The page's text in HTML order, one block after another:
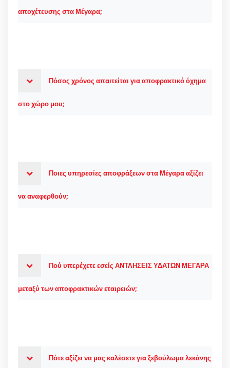
αποχέτευσης στα Μέγαρα;
Πόσος χρόνος απαιτείται για αποφρακτικό όχημα
στο χώρο μου;
Ποιες υπηρεσίες αποφράξεων στα Μέγαρα αξίζει
να αναφερθούν;
Πού υπερέχετε εσείς ΑΝΤΛΗΣΕΙΣ ΥΔΑΤΩΝ ΜΕΓΑΡΑ
μεταξύ των αποφρακτικών εταιρειών;
Πότε αξίζει να μας καλέσετε για ξεβούλωμα λεκάνης